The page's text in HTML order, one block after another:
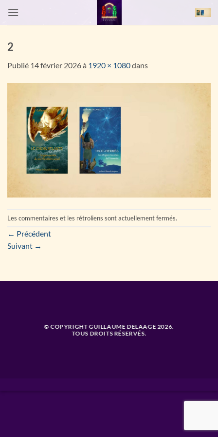
2
Publié 14 février 2026à 1920 × 1080dans
Les commentaires et les rétroliens sont actuellement fermés.
← Précédent
Suivant →
© COPYRIGHT GUILLAUME DELAAGE 2026.
TOUS DROITS RÉSERVÉS.